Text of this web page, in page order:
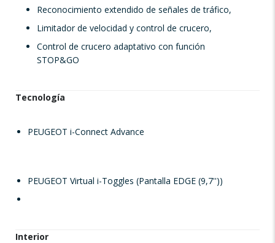
Reconocimiento extendido de señales de tráfico,
Limitador de velocidad y control de crucero,
Control de crucero adaptativo con función
STOP&GO
Tecnología
PEUGEOT i-Connect Advance
PEUGEOT Virtual i-Toggles (Pantalla EDGE (9,7''))
Interior